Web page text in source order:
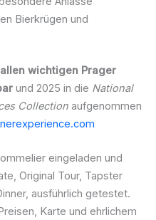
Bierkrügen und
wichtigen Prager
und 2025 in die National
Collection aufgenommen
eingeladen und
Original Tour, Tapster
ausführlich getestet.
Karte und ehrlichem